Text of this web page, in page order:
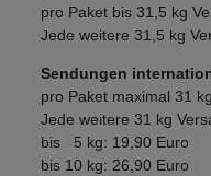
pro Paket bis 31,5 kg
Jede weitere 31,5 kg
Sendungen
pro Paket maximal 31
Jede weitere 31 kg
bis 5 kg: 19,90 Euro
bis 10 kg: 26,90 Euro